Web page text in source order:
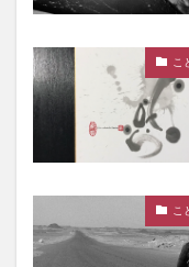
こ
こ